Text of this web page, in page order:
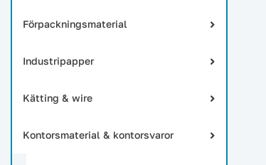
Förpackningsmaterial
Industripapper
Kätting & wire
Kontorsmaterial & kontorsvaror